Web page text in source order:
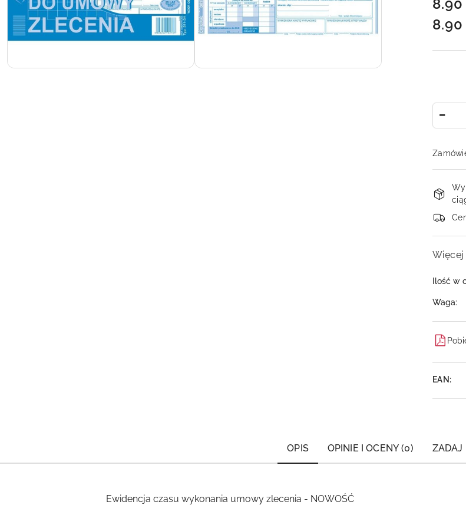
8.90
Cena:
8.90
i
Ilość w
Waga:
EAN:
OPIS OPINIE I OCENY (0) ZADAJ
Ewidencja czasu wykonania umowy zlecenia - NOWOŚĆ